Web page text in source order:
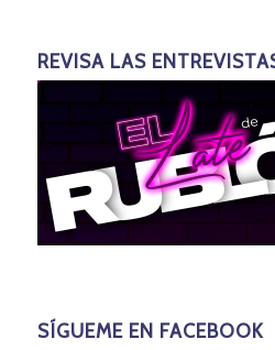
REVISA LAS
SÍGUEME EN FACEBOOK